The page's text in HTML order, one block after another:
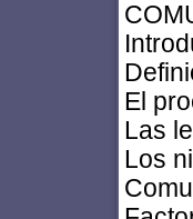
El
Las
Los